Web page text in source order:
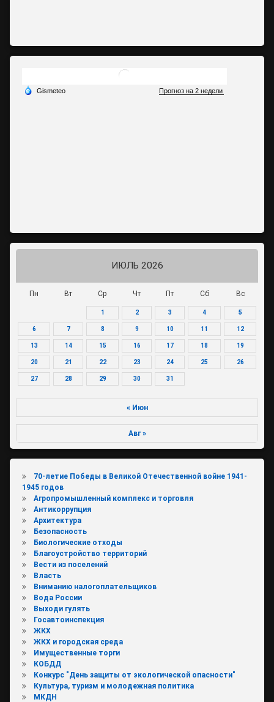
ИЮЛЬ 2026
Пн Вт Ср Чт Пт Сб Вс
1 2 3 4 5
6 7 8 9 10 11 12
13 14 15 16 17 18 19
20 21 22 23 24 25 26
27 28 29 30 31
« Июн
Авг »
70-летие Победы в Великой Отечественной войне 1941-
1945 годов
Агропромышленный комплекс и торговля
Антикоррупция
Архитектура
Безопасность
Биологические отходы
Благоустройство территорий
Вести из поселений
Власть
Вниманию налогоплательщиков
Вода России
Выходи гулять
Госавтоинспекция
ЖКХ
ЖКХ и городская среда
Имущественные торги
КОБДД
Конкурс "День защиты от экологической опасности"
Культура, туризм и молодежная политика
МКДН